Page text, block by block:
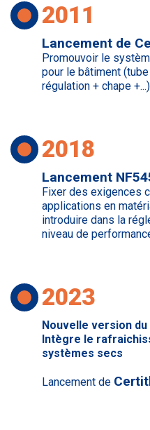
2011
Lancement de
Promouvoir le
pour le bâtiment
régulation + chape +...)
2018
Lancement
Fixer des exigences
applications en
introduire dans la
niveau de
2023
Nouvelle version du
Intègre le
systèmes secs
Lancement de